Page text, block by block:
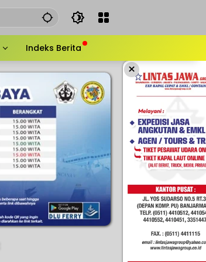
Indeks Berita
×